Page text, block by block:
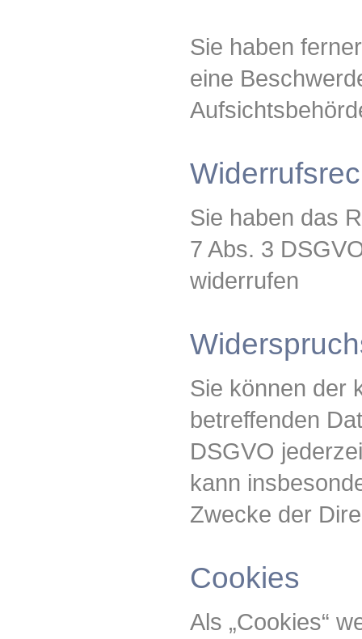
Sie haben
eine
Sie haben das
7 Abs. 3
widerrufen
Sie können der
betreffenden
DSGVO
kann
Zwecke der
Cookies
Als „Cookies“